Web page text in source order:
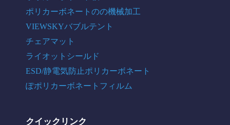
ポリカーボネートのの機械加工
VIEWSKYバブルテント
チェアマット
ライオットシールド
ESD/静電気防止ポリカーボネート
ぽポリカーボネートフィルム
クイックリンク